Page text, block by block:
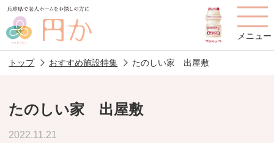
メニュー
探す
トップ おすすめ施設特集 たのしい家 出屋敷
たのしい家 出屋敷
2022.11.21